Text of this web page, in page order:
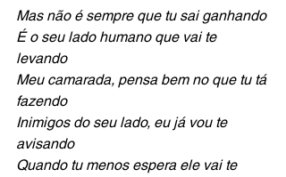
Mas não é sempre que tu sai ganhando
É o seu lado humano que vai te
levando
Meu camarada, pensa bem no que tu tá
fazendo
Inimigos do seu lado, eu já vou te
avisando
Quando tu menos espera ele vai te